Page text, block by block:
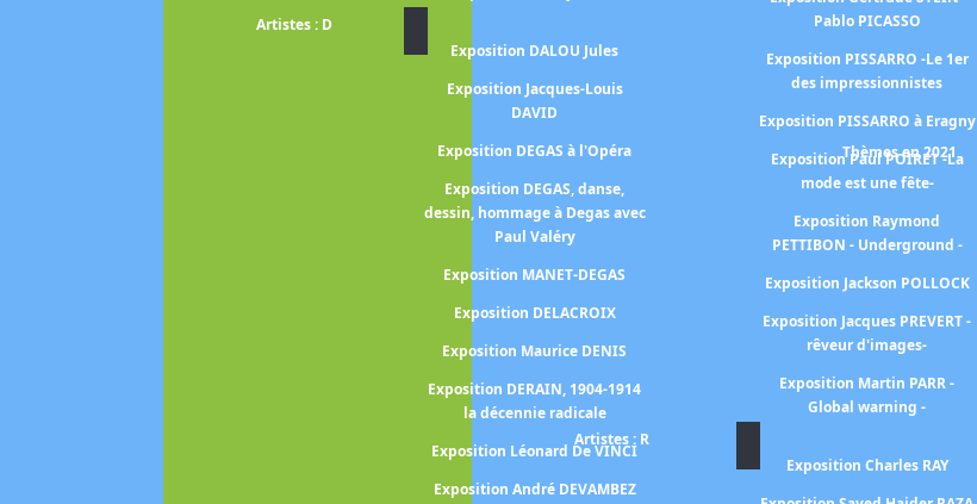
Artistes : D
Exposition DALOU Jules
Exposition Jacques-Louis
DAVID
Exposition DEGAS à l'Opéra
Exposition DEGAS, danse,
dessin, hommage à Degas avec
Paul Valéry
Exposition MANET-DEGAS
Exposition DELACROIX
Exposition Maurice DENIS
Exposition DERAIN, 1904-1914
la décennie radicale
Exposition Léonard De VINCI
Exposition André DEVAMBEZ
Pablo PICASSO
Exposition PISSARRO -Le 1er
des impressionnistes
Exposition PISSARRO à Eragny
Exposition Paul POIRET -La
mode est une fête-
Exposition Raymond
PETTIBON - Underground -
Exposition Jackson POLLOCK
Exposition Jacques PREVERT -
rêveur d'images-
Exposition Martin PARR -
Global warning -
Artistes : R
Exposition Charles RAY
Thèmes en 2021